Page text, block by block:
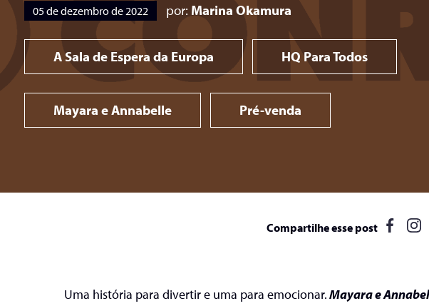
FOCA NA
DURANTE A
05 de dezembro de 2022 por: Marina Okamura
A Sala de Espera da Europa HQ Para Todos
Mayara e Annabelle Pré-venda
Compartilhe esse post
Uma história para divertir e uma para emocionar.Mayara e